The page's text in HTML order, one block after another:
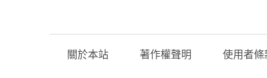
關於本站 著作權聲明 使用者